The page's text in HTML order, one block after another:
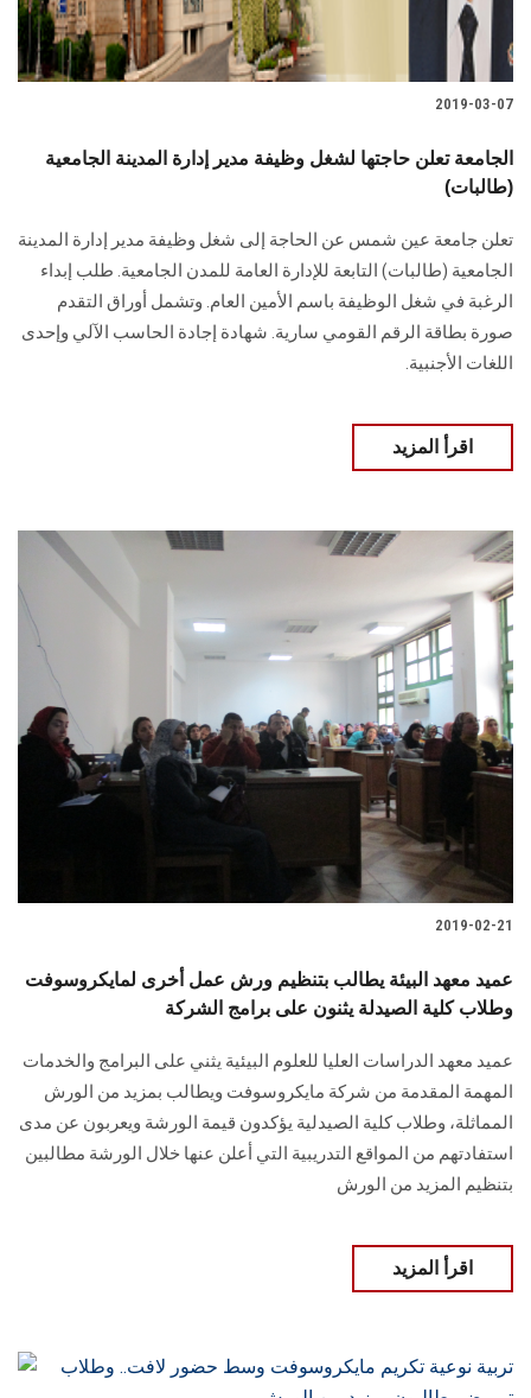
2019-03-07
الجامعة تعلن حاجتها لشغل وظيفة مدير إدارة المدينة الجامعية
(طالبات)
تعلن جامعة عين شمس عن الحاجة إلى شغل وظيفة مدير إدارة المدينة
الجامعية (طالبات) التابعة للإدارة العامة للمدن الجامعية. طلب إبداء
الرغبة في شغل الوظيفة باسم الأمين العام. وتشمل أوراق التقدم
صورة بطاقة الرقم القومي سارية. شهادة إجادة الحاسب الآلي وإحدى
اللغات الأجنبية.
اقرأ المزيد
2019-02-21
عميد معهد البيئة يطالب بتنظيم ورش عمل أخرى لمايكروسوفت
وطلاب كلية الصيدلة يثنون على برامج الشركة
عميد معهد الدراسات العليا للعلوم البيئية يثني على البرامج والخدمات
المهمة المقدمة من شركة مايكروسوفت ويطالب بمزيد من الورش
المماثلة، وطلاب كلية الصيدلية يؤكدون قيمة الورشة ويعربون عن مدى
استفادتهم من المواقع التدريبية التي أعلن عنها خلال الورشة مطالبين
بتنظيم المزيد من الورش
اقرأ المزيد